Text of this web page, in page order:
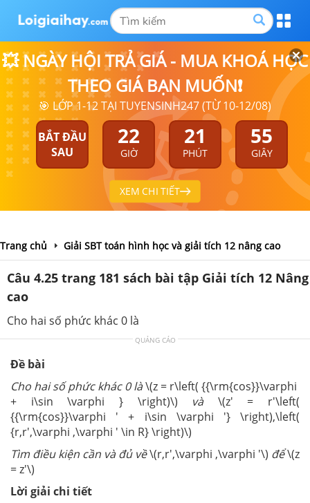
💥 NGÀY HỘI TRẢ GIÁ - MUA KHOÁ HỌC
THEO GIÁ BẠN MUỐN❗
🎯 LỚP 1-12 TẠI TUYENSINH247 (TỪ 10-12/08)
BẮT ĐẦU
SAU
22
GIỜ
21
PHÚT
55
GIÂY
XEM CHI TIẾT
Trang chủ Giải SBT toán hình học và giải tích 12 nâng cao
Câu 4.25 trang 181 sách bài tập Giải tích 12 Nâng
cao
Cho hai số phức khác 0 là
QUẢNG CÁO
Đề bài
Cho hai số phức khác 0 là\(z = r\left( {{\rm{cos}}\varphi
+ i\sin \varphi } \right)\) và \(z' = r'\left(
{{\rm{cos}}\varphi ' + i\sin \varphi '} \right),\left(
{r,r',\varphi ,\varphi ' \in R} \right)\)
Tìm điều kiện cần và đủ về\(r,r',\varphi ,\varphi '\) để\(z
= z'\)
Lời giải chi tiết